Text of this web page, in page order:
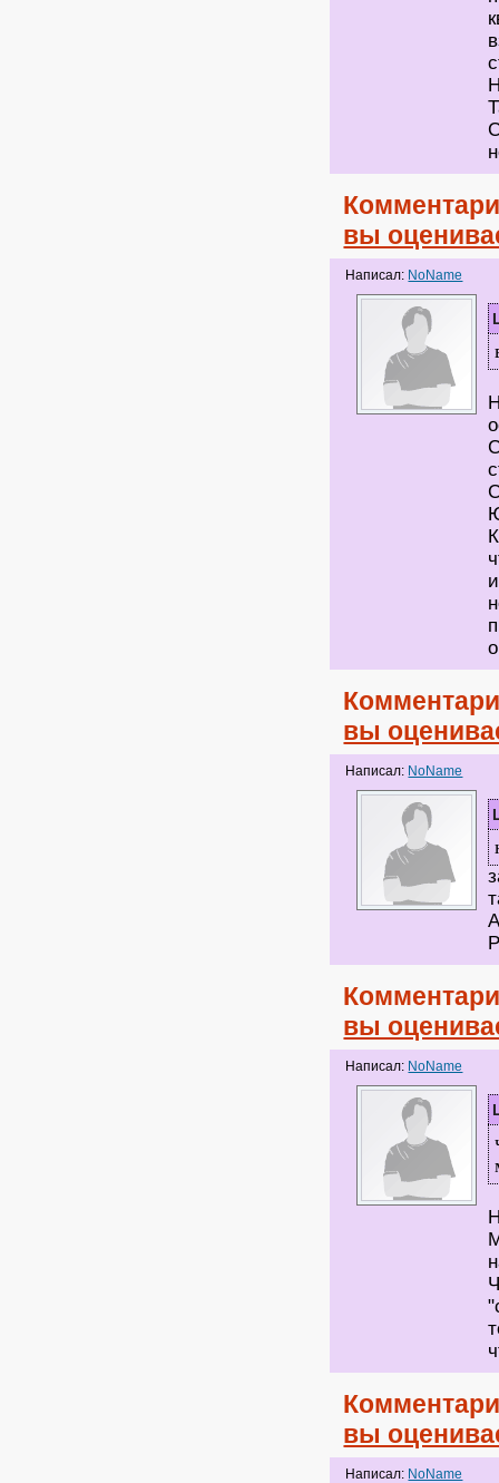
вы
Написал: NoName
вы
Написал: NoName
вы
Написал: NoName
вы
Написал: NoName